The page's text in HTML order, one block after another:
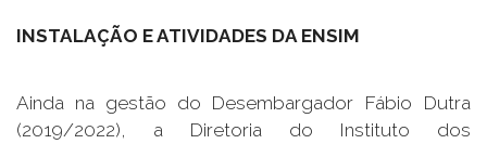
INSTALAÇÃO E ATIVIDADES DA ENSIM
Ainda na gestão do Desembargador Fábio Dutra
(2019/2022), a Diretoria do Instituto dos